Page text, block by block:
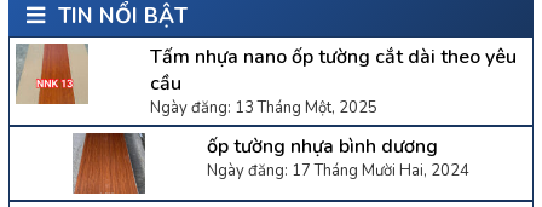
TIN NỔI BẬT
Tấm nhựa nano ốp tường cắt dài theo yêu
cầu
Ngày đăng: 13 Tháng Một, 2025
ốp tường nhựa bình dương
Ngày đăng: 17 Tháng Mười Hai, 2024